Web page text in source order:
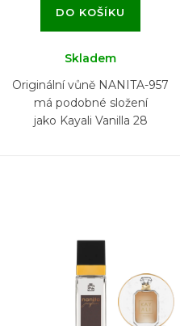
DO KOŠÍKU
Skladem
Originální vůně NANITA-957
má podobné složení
jako Kayali Vanilla 28